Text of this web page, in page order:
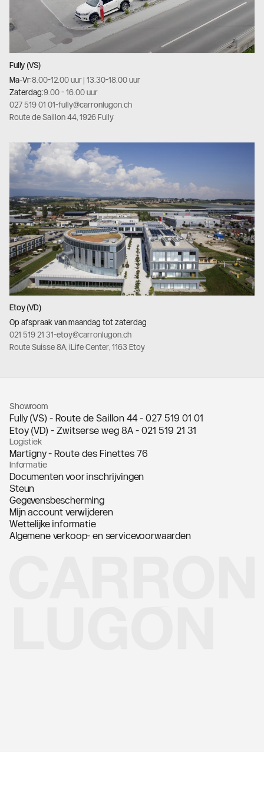
Fully (VS)
Ma-Vr:8.00-12.00 uur | 13.30-18.00 uur
Zaterdag:9.00 - 16.00 uur
027 519 01 01-fully@carronlugon.ch
Route de Saillon 44, 1926 Fully
Etoy (VD)
Op afspraak van maandag tot zaterdag
021 519 21 31-etoy@carronlugon.ch
Route Suisse 8A, iLife Center, 1163 Etoy
Showroom
Fully (VS) - Route de Saillon 44 - 027 519 01 01
Etoy (VD) - Zwitserse weg 8A - 021 519 21 31
Logistiek
Martigny - Route des Finettes 76
Informatie
Documenten voor inschrijvingen
Steun
Gegevensbescherming
Mijn account verwijderen
Wettelijke informatie
Algemene verkoop- en servicevoorwaarden